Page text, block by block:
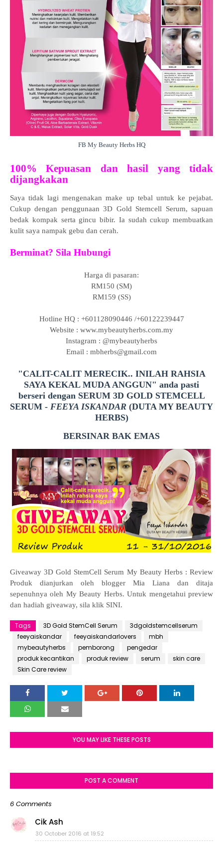
FB My Beauty Herbs HQ
100% Kepuasan dan hasil yang tidak
dijangkakan
Saya tidak lagi mengenakan make up tebal untuk ke pejabat.
Cukup dengan penggunaan 3D Gold Stemcell Serum, sapuan
bedak kompak serta gincu bibir. Ia sudah cukup membuatkan
kulit saya nampak gebu dan cerah.
Berminat? Sila Hubungi
Harga di pasaran:
RM150 (SM)
RM159 (SS)
Hotline HQ : +601128090446 /+60122239447
Website : www.mybeautyherbs.com.my
Instagram : @mybeautyherbs
Email : mbherbs@gmail.com
"CALIT-CALIT MERECIK.. INILAH RAHSIA
SAYA KEKAL MUDA ANGGUN" anda pasti
berseri dengan SERUM 3D GOLD STEMCELL
SERUM - FEEYA ISKANDAR (DUTA MY BEAUTY
HERBS)
BERSINAR BAK EMAS
Giveaway 3D Gold StemCell Serum My Beauty Herbs : Review
Produk dianjurkan oleh blogger Mia Liana dan ditaja
sepenuhnya oleh My Beauty Herbs. Untuk mengetahui preview
dan hadiah giveaway, sila klik SINI.
Tags 3D Gold StemCell Serum
3dgoldstemcellserum
feeyaiskandar
feeyaiskandarlovers
mbh
mybeautyherbs
pemborong
pengedar
produk kecantikan
produk review serum
skin care
Skin Care review
YOU MAY LIKE THESE POSTS
POST A COMMENT
6 Comments
Cik Ash
30 October 2016 at 19:52